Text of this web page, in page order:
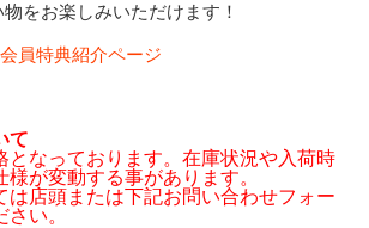
をお楽しみいただけます！
員特典紹介ページ
て
となっております。在庫状況や入荷時
が変動する事があります。
は店頭または下記お問い合わせフォー
い。